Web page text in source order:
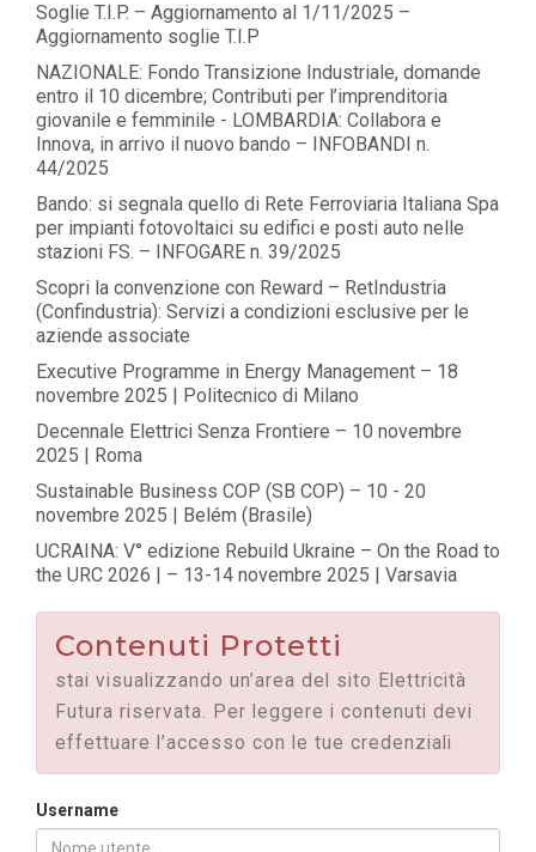
Soglie T.I.P. – Aggiornamento al 1/11/2025 –
Aggiornamento soglie T.I.P
NAZIONALE: Fondo Transizione Industriale, domande
entro il 10 dicembre; Contributi per l’imprenditoria
giovanile e femminile - LOMBARDIA: Collabora e
Innova, in arrivo il nuovo bando – INFOBANDI n.
44/2025
Bando: si segnala quello di Rete Ferroviaria Italiana Spa
per impianti fotovoltaici su edifici e posti auto nelle
stazioni FS. – INFOGARE n. 39/2025
Scopri la convenzione con Reward – RetIndustria
(Confindustria): Servizi a condizioni esclusive per le
aziende associate
Executive Programme in Energy Management – 18
novembre 2025 | Politecnico di Milano
Decennale Elettrici Senza Frontiere – 10 novembre
2025 | Roma
Sustainable Business COP (SB COP) – 10 - 20
novembre 2025 | Belém (Brasile)
UCRAINA: V° edizione Rebuild Ukraine – On the Road to
the URC 2026 | – 13-14 novembre 2025 | Varsavia
Contenuti Protetti
stai visualizzando un’area del sito Elettricità
Futura riservata. Per leggere i contenuti devi
effettuare l’accesso con le tue credenziali
Username